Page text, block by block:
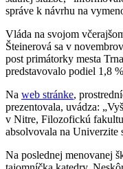
správe k návrhu na
Vláda na svojom
Šteinerová sa v
post primátorky mesta
predstavovalo podiel 1,8
Na web stránke,
prezentovala, uvádza:
v Nitre, Filozofickú
absolvovala na Univerzite
Na poslednej menovanej